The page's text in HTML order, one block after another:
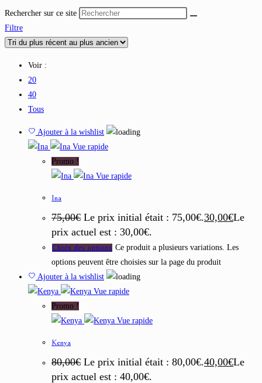
Rechercher sur ce site
Filtre
Voir :
20
40
Tous
Ajouter à la wishlist
Vue rapide
Promo !
Vue rapide
Ina
75,00€ Le prix initial était : 75,00€.30,00€Le
prix actuel est : 30,00€.
Choix des options Ce produit a plusieurs variations. Les
options peuvent être choisies sur la page du produit
Ajouter à la wishlist
Vue rapide
Promo !
Vue rapide
Kenya
80,00€ Le prix initial était : 80,00€.40,00€Le
prix actuel est : 40,00€.